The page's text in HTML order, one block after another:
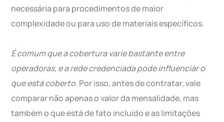
necessária para procedimentos de maior
complexidade ou para uso de materiais específicos.
É comum que a cobertura varie bastante entre
operadoras, e a rede credenciada pode influenciar o
que está coberto. Por isso, antes de contratar, vale
comparar não apenas o valor da mensalidade, mas
também o que está de fato incluído e as limitações